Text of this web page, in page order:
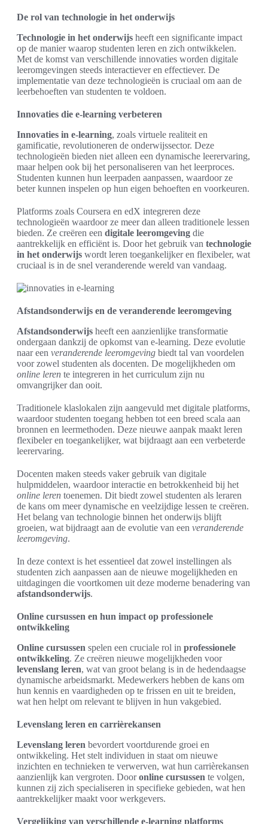
De rol van technologie in het onderwijs
Technologie in het onderwijs heeft een significante impact
op de manier waarop studenten leren en zich ontwikkelen.
Met de komst van verschillende innovaties worden digitale
leeromgevingen steeds interactiever en effectiever. De
implementatie van deze technologieën is cruciaal om aan de
leerbehoeften van studenten te voldoen.
Innovaties die e-learning verbeteren
Innovaties in e-learning, zoals virtuele realiteit en
gamificatie, revolutioneren de onderwijssector. Deze
technologieën bieden niet alleen een dynamische leerervaring,
maar helpen ook bij het personaliseren van het leerproces.
Studenten kunnen hun leerpaden aanpassen, waardoor ze
beter kunnen inspelen op hun eigen behoeften en voorkeuren.
Platforms zoals Coursera en edX integreren deze
technologieën waardoor ze meer dan alleen traditionele lessen
bieden. Ze creëren een digitale leeromgeving die
aantrekkelijk en efficiënt is. Door het gebruik van technologie
in het onderwijs wordt leren toegankelijker en flexibeler, wat
cruciaal is in de snel veranderende wereld van vandaag.
Afstandsonderwijs en de veranderende leeromgeving
Afstandsonderwijs heeft een aanzienlijke transformatie
ondergaan dankzij de opkomst van e-learning. Deze evolutie
naar een veranderende leeromgeving biedt tal van voordelen
voor zowel studenten als docenten. De mogelijkheden om
online leren te integreren in het curriculum zijn nu
omvangrijker dan ooit.
Traditionele klaslokalen zijn aangevuld met digitale platforms,
waardoor studenten toegang hebben tot een breed scala aan
bronnen en leermethoden. Deze nieuwe aanpak maakt leren
flexibeler en toegankelijker, wat bijdraagt aan een verbeterde
leerervaring.
Docenten maken steeds vaker gebruik van digitale
hulpmiddelen, waardoor interactie en betrokkenheid bij het
online leren toenemen. Dit biedt zowel studenten als leraren
de kans om meer dynamische en veelzijdige lessen te creëren.
Het belang van technologie binnen het onderwijs blijft
groeien, wat bijdraagt aan de evolutie van een veranderende
leeromgeving.
In deze context is het essentieel dat zowel instellingen als
studenten zich aanpassen aan de nieuwe mogelijkheden en
uitdagingen die voortkomen uit deze moderne benadering van
afstandsonderwijs.
Online cursussen en hun impact op professionele
ontwikkeling
Online cursussen spelen een cruciale rol in professionele
ontwikkeling. Ze creëren nieuwe mogelijkheden voor
levenslang leren, wat van groot belang is in de hedendaagse
dynamische arbeidsmarkt. Medewerkers hebben de kans om
hun kennis en vaardigheden op te frissen en uit te breiden,
wat hen helpt om relevant te blijven in hun vakgebied.
Levenslang leren en carrièrekansen
Levenslang leren bevordert voortdurende groei en
ontwikkeling. Het stelt individuen in staat om nieuwe
inzichten en technieken te verwerven, wat hun carrièrekansen
aanzienlijk kan vergroten. Dooronline cursussen te volgen,
kunnen zij zich specialiseren in specifieke gebieden, wat hen
aantrekkelijker maakt voor werkgevers.
Vergelijking van verschillende e-learning platforms